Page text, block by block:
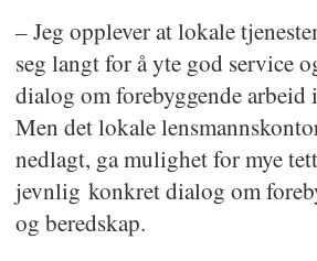
– Jeg opplever at lokale
seg langt for å yte god service
dialog om forebyggende arbeid
Men det lokale
nedlagt, ga mulighet for mye
jevnlig konkret dialog om
og beredskap.